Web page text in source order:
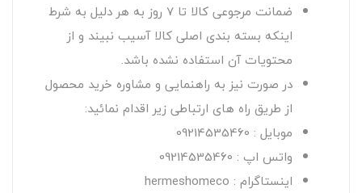
ضمانت مرجوعی کالا تا 7 روز به هر دلیل به شرط
اینکه بسته بندی اصلی کالا آسیب نبیند و از
محتویات آن استفاده نشده باشد.
در صورت نیز به راهنمایی و مشاوره خرید محصول
از طریق راه های ارتباطی زیر اقدام نمائید:
موبایل : 09214535460
واتس اپ : 09214535460
اینستاگرام : hermeshomeco